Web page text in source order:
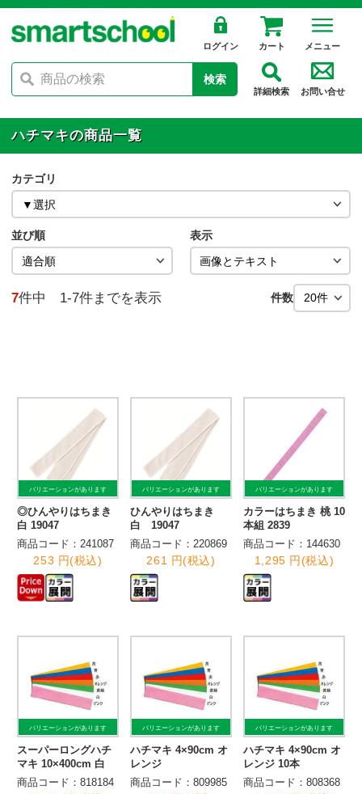
ログイン カート メニュー
検索
詳細検索 お問い合せ
ハチマキの商品一覧
カテゴリ
並び順 表示
7件中 1-7件までを表示 件数
バリエーションがあります
◎ひんやりはちまき
白 19047
商品コード：241087
253 円(税込)
バリエーションがあります
ひんやりはちまき
白 19047
商品コード：220869
261 円(税込)
バリエーションがあります
カラーはちまき 桃 10
本組 2839
商品コード：144630
1,295 円(税込)
バリエーションがあります
スーパーロングハチ
マキ 10×400cm 白
商品コード：818184
バリエーションがあります
ハチマキ 4×90cm オ
レンジ
商品コード：809985
バリエーションがあります
ハチマキ 4×90cm オ
レンジ 10本
商品コード：808368